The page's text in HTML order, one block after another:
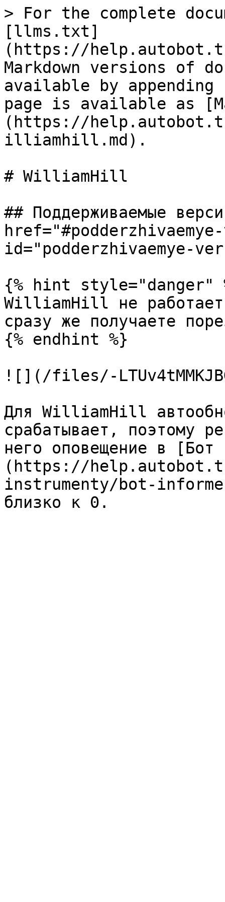
> For the complete
[llms.txt]
(https://
Markdown versions of
available by
page is available as
(https://
illiamhill.md).
# WilliamHill
## Поддерживаемые
id="podderzhivaemye-
{% hint style="danger"
WilliamHill не работает
сразу же получаете
{% endhint %}
![](/files/-
Для WilliamHill
срабатывает, поэтому
него оповещение в [Бот
(https://
instrumenty/bot-